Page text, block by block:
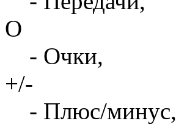
О
- Очки,
+/-
- Плюс/минус,